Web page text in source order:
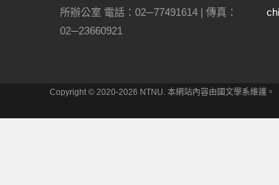
所辦公室 電話：02─77491614 | 傳真：
02─23660921
Copyright © 2020-2026 NTNU. 本網站內容由國文學系維護。